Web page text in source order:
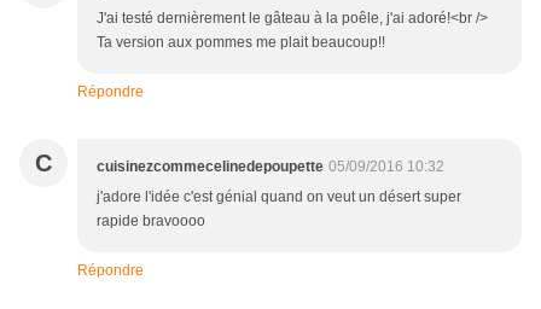
J'ai testé dernièrement le gâteau à la poêle, j'ai adoré!<br />
Ta version aux pommes me plait beaucoup!!
Répondre
C cuisinezcommecelinedepoupette 05/09/2016 10:32
j'adore l'idée c'est génial quand on veut un désert super
rapide bravoooo
Répondre